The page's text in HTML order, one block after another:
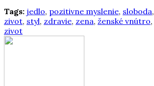
Tags: jedlo, pozitivne myslenie, sloboda,
zivot, styl, zdravie, zena, ženské vnútro,
zivot